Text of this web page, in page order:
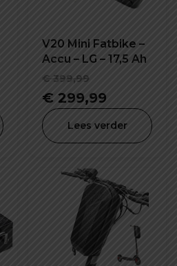
V20 Mini Fatbike –
Accu – LG – 17,5 Ah
€399,99
prijs
was:
€ 399,99.
€ 299,99
prijs
is:
Lees verder